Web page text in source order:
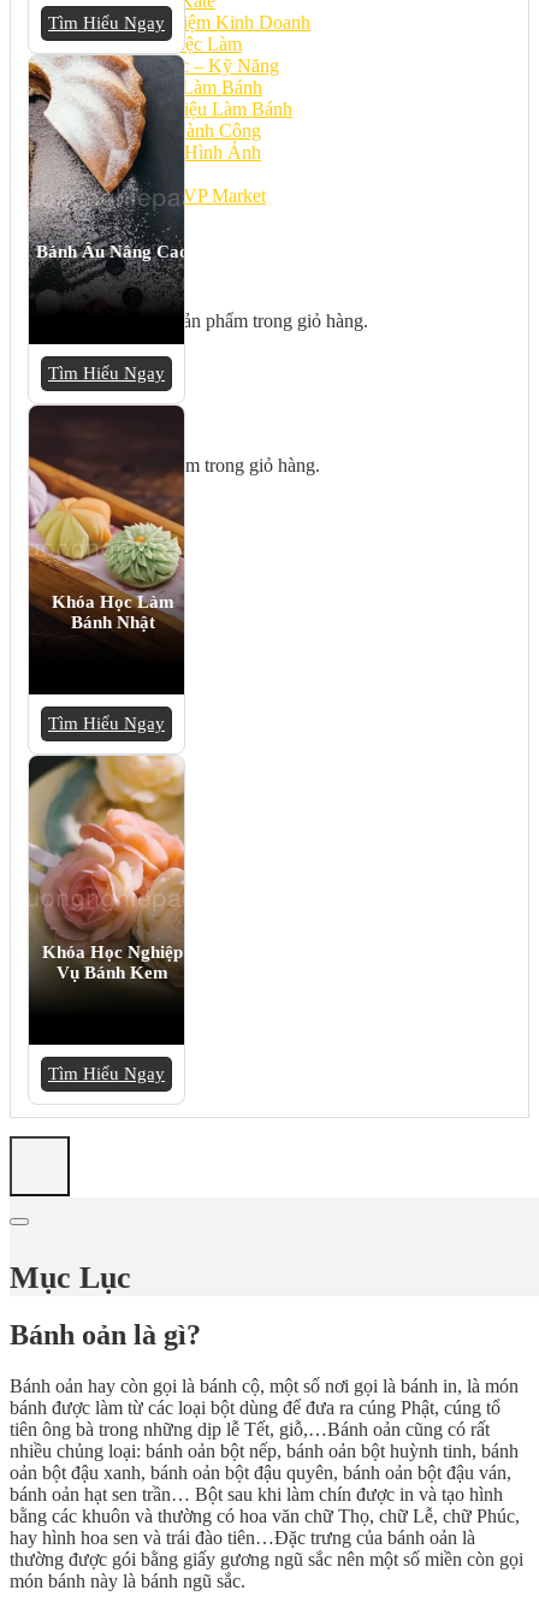
Kinh Nghiệm Kinh Doanh
Cơ Hội Việc Làm
Kiến Thức – Kỹ Năng
Dụng Cụ Làm Bánh
Nguyên Liệu Làm Bánh
Gương Thành Công
Thư Viện Hình Ảnh
Hỏi Đáp
Siêu thị ĐVP Market
Việc Làm
Chưa có sản phẩm trong giỏ hàng.
Chưa có sản phẩm trong giỏ hàng.
Tìm Hiểu Ngay
Bánh Âu Nâng Cao
Tìm Hiểu Ngay
Khóa Học Làm
Bánh Nhật
Tìm Hiểu Ngay
Khóa Học Nghiệp
Vụ Bánh Kem
Tìm Hiểu Ngay
Mục Lục
Bánh oản là gì?
Bánh oản hay còn gọi là bánh cộ, một số nơi gọi là bánh in, là món
bánh được làm từ các loại bột dùng để đưa ra cúng Phật, cúng tổ
tiên ông bà trong những dịp lễ Tết, giỗ,…Bánh oản cũng có rất
nhiều chủng loại: bánh oản bột nếp, bánh oản bột huỳnh tinh, bánh
oản bột đậu xanh, bánh oản bột đậu quyên, bánh oản bột đậu ván,
bánh oản hạt sen trần… Bột sau khi làm chín được in và tạo hình
bằng các khuôn và thường có hoa văn chữ Thọ, chữ Lễ, chữ Phúc,
hay hình hoa sen và trái đào tiên…Đặc trưng của bánh oản là
thường được gói bằng giấy gương ngũ sắc nên một số miền còn gọi
món bánh này là bánh ngũ sắc.